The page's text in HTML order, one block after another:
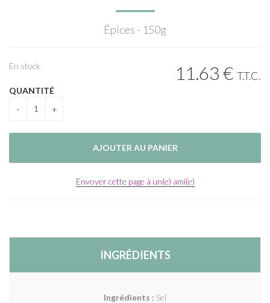
Épices - 150g
11.63€ T.T.C.
En stock
QUANTITÉ
Envoyer cette page à un(e) ami(e)
INGRÉDIENTS
Ingrédients : Sel